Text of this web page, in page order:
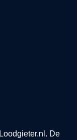
Loodgieter.nl . De